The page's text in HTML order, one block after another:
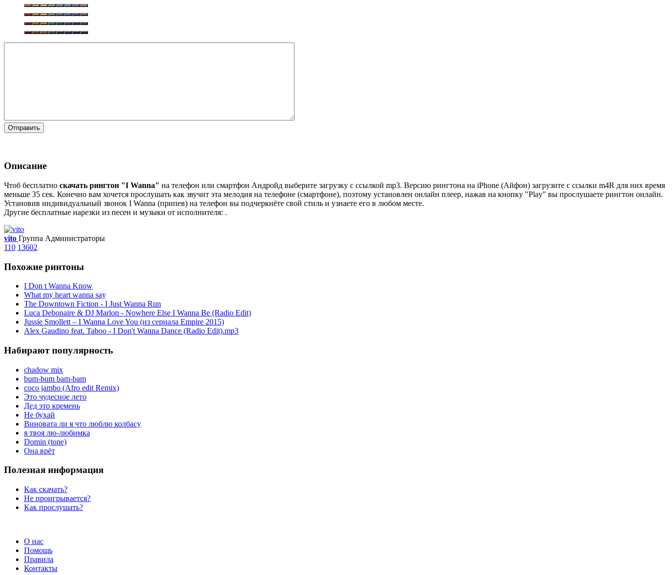
Отправить
Описание
Чтоб бесплатно скачать рингтон "I Wanna" на телефон или смартфон Андройд выберите загрузку с ссылкой mp3. Версию рингтона на iPhone (Айфон) загрузите с ссылки m4R для них время
меньше 35 сек. Конечно вам хочется прослушать как звучит эта мелодия на телефоне (смартфоне), поэтому установлен онлайн плеер, нажав на кнопку "Play" вы прослушаете рингтон онлайн.
Установив индивидуальный звонок I Wanna (припев) на телефон вы подчеркнёте свой стиль и узнаете его в любом месте.
Другие бесплатные нарезки из песен и музыки от исполнителя: .
vito Группа Администраторы
110 13602
Похожие ринтоны
I Don t Wanna Know
What my heart wanna say
The Downtown Fiction - I Just Wanna Run
Luca Debonaire & DJ Marlon - Nowhere Else I Wanna Be (Radio Edit)
Jussie Smollett – I Wanna Love You (из сериала Empire 2015)
Alex Gaudino feat. Taboo - I Don't Wanna Dance (Radio Edit).mp3
Набирают популярность
chadow mix
bum-bum bam-bam
coco jambo (Afro edit Remix)
Это чудесное лето
Дед это кремень
Не бухай
Виновата ли я что люблю колбасу
я твоя лю-любимка
Domin (tone)
Она врёт
Полезная информация
Как скачать?
Не проигрывается?
Как прослушать?
О нас
Помощь
Правила
Контакты